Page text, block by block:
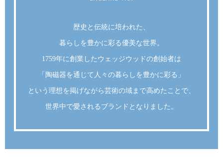
歴史と伝統に培われた、
暮らしを豊かに彩る優美な世界。
1759年に創業したウェッジウッドの創始者は
「陶磁器を通じて人々の暮らしを豊かに彩る」
という理想を掲げながら芸術の域まで高めたことで、
世界中で愛されるブランドとなりました。